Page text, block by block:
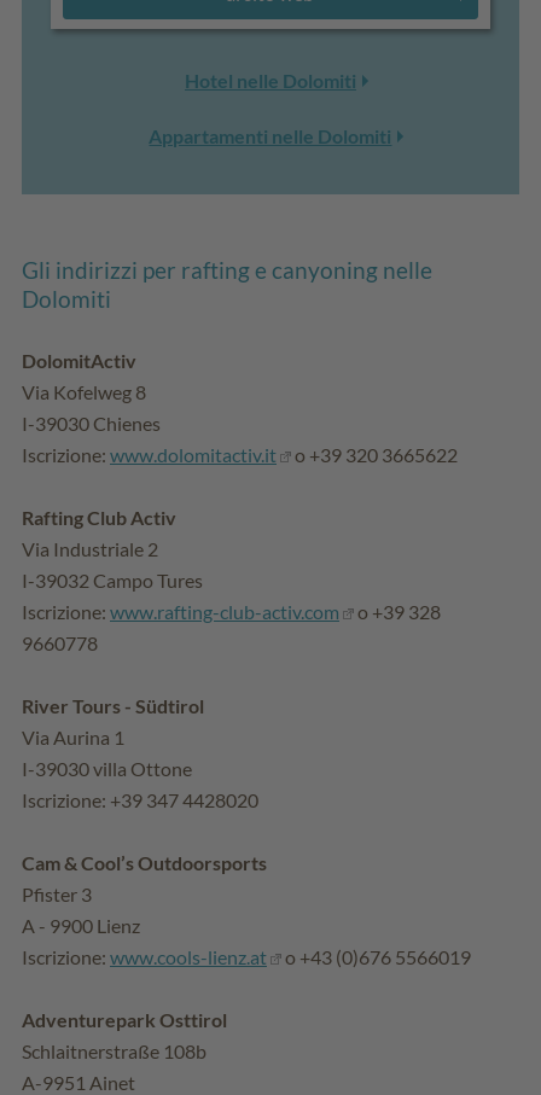
Hotel nelle Dolomiti
Appartamenti nelle Dolomiti
Gli indirizzi per rafting e canyoning nelle
Dolomiti
DolomitActiv
Via Kofelweg 8
I-39030 Chienes
Iscrizione: www.dolomitactiv.it o +39 320 3665622
Rafting Club Activ
Via Industriale 2
I-39032 Campo Tures
Iscrizione: www.rafting-club-activ.com
o +39 328
9660778
River Tours - Südtirol
Via Aurina 1
I-39030 villa Ottone
Iscrizione: +39 347 4428020
Cam & Cool’s Outdoorsports
Pfister 3
A - 9900 Lienz
Iscrizione: www.cools-lienz.at o +43 (0)676 5566019
Adventurepark Osttirol
Schlaitnerstraße 108b
A-9951 Ainet